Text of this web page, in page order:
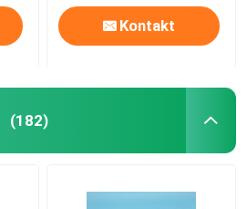
Kontakt
(182)